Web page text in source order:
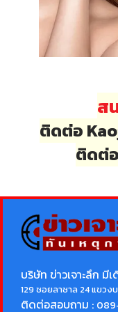
ส
ติดต่อ
ติดต่อ
บริษัท ข่าวเจาะลึก มี
129 ซอยลาซาล 24 แขวง
ติดต่อสอบถาม :